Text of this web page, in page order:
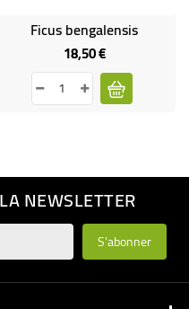
Ficus bengalensis
18,50 €Prix
NEWSLETTER